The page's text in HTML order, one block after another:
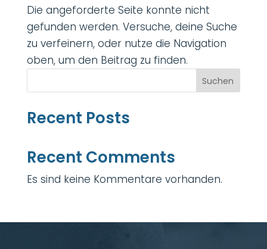
Die angeforderte Seite konnte nicht
gefunden werden. Versuche, deine Suche
zu verfeinern, oder nutze die Navigation
oben, um den Beitrag zu finden.
Suchen
Recent Posts
Recent Comments
Es sind keine Kommentare vorhanden.